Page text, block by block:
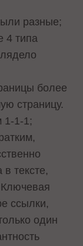
разные;
4 типа
более
страницу.
1-1-1;
тексте,
ссылки,
один